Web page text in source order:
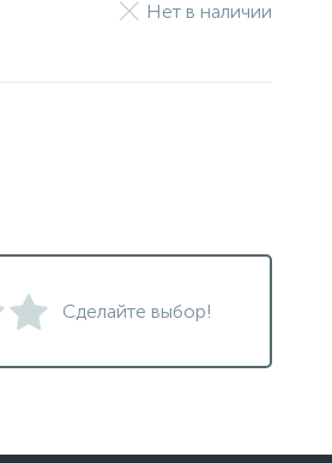
Нет в наличии
Сделайте выбор!